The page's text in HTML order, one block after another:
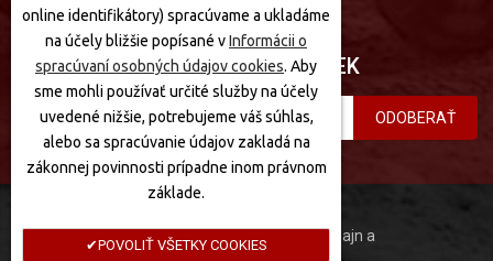
online identifikátory) spracúvame a ukladáme
na účely bližšie popísané vInformácii o
spracúvaní osobných údajov cookies. Aby
sme mohli používať určité služby na účely
uvedené nižšie, potrebujeme váš súhlas,
alebo sa spracúvanie údajov zakladá na
zákonnej povinnosti prípadne inom právnom
základe.
POVOLIŤ VŠETKY COOKIES
PRIHLÁSIŤ SA K ODBERU NOVINIEK
ODOBERAŤ
MotoQuad © 2020 Všetky práva vyhradené. Dizajn a